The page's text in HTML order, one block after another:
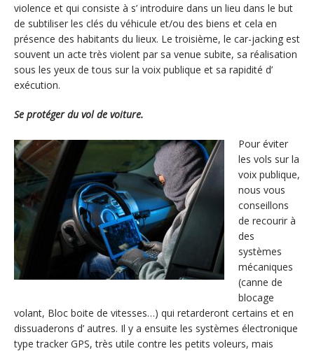
violence et qui consiste à s’ introduire dans un lieu dans le but
de subtiliser les clés du véhicule et/ou des biens et cela en
présence des habitants du lieux. Le troisième, le car-jacking est
souvent un acte très violent par sa venue subite, sa réalisation
sous les yeux de tous sur la voix publique et sa rapidité d’
exécution.
Se protéger du vol de voiture.
Pour éviter
les vols sur la
voix publique,
nous vous
conseillons
de recourir à
des
systèmes
mécaniques
(canne de
blocage
volant, Bloc boite de vitesses…) qui retarderont certains et en
dissuaderons d’ autres. Il y a ensuite les systèmes électronique
type tracker GPS, très utile contre les petits voleurs, mais